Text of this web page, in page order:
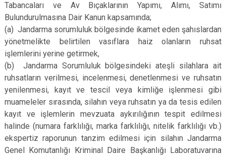
Tabancaları ve Av Bıçaklarının Yapımı, Alımı, Satımı
Bulundurulmasına Dair Kanun kapsamında;
(a) Jandarma sorumluluk bölgesinde ikamet eden şahıslardan
yönetmelikte belirtilen vasıflara haiz olanların ruhsat
işlemlerini yerine getirmek,
(b)
Jandarma Sorumluluk bölgesindeki ateşli silahlara ait
ruhsatların verilmesi, incelenmesi, denetlenmesi ve ruhsatın
yenilenmesi, kayıt ve tescil veya kimliğe işlenmesi gibi
muameleler sırasında, silahın veya ruhsatın ya da tesis edilen
kayıt ve işlemlerin mevzuata aykırılığının tespit edilmesi
halinde (numara farklılığı, marka farklılığı, nitelik farklılığı vb.)
ekspertiz raporunun tanzim edilmesi için silahın Jandarma
Genel Komutanlığı Kriminal Daire Başkanlığı Laboratuvarına